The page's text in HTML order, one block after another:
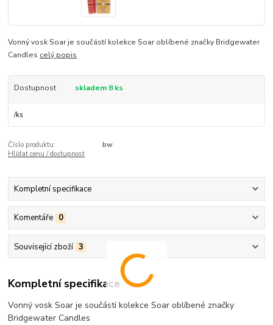
Vonný vosk Soar je součástí kolekce Soar oblíbené značky Bridgewater
Candles celý popis
Dostupnost skladem 8 ks
/ks
Číslo produktu:
bw
Hlídat cenu / dostupnost
Kompletní specifikace
Komentáře 0
Související zboží 3
Kompletní specifikace
Vonný vosk Soar je součástí kolekce Soar oblíbené značky
Bridgewater Candles